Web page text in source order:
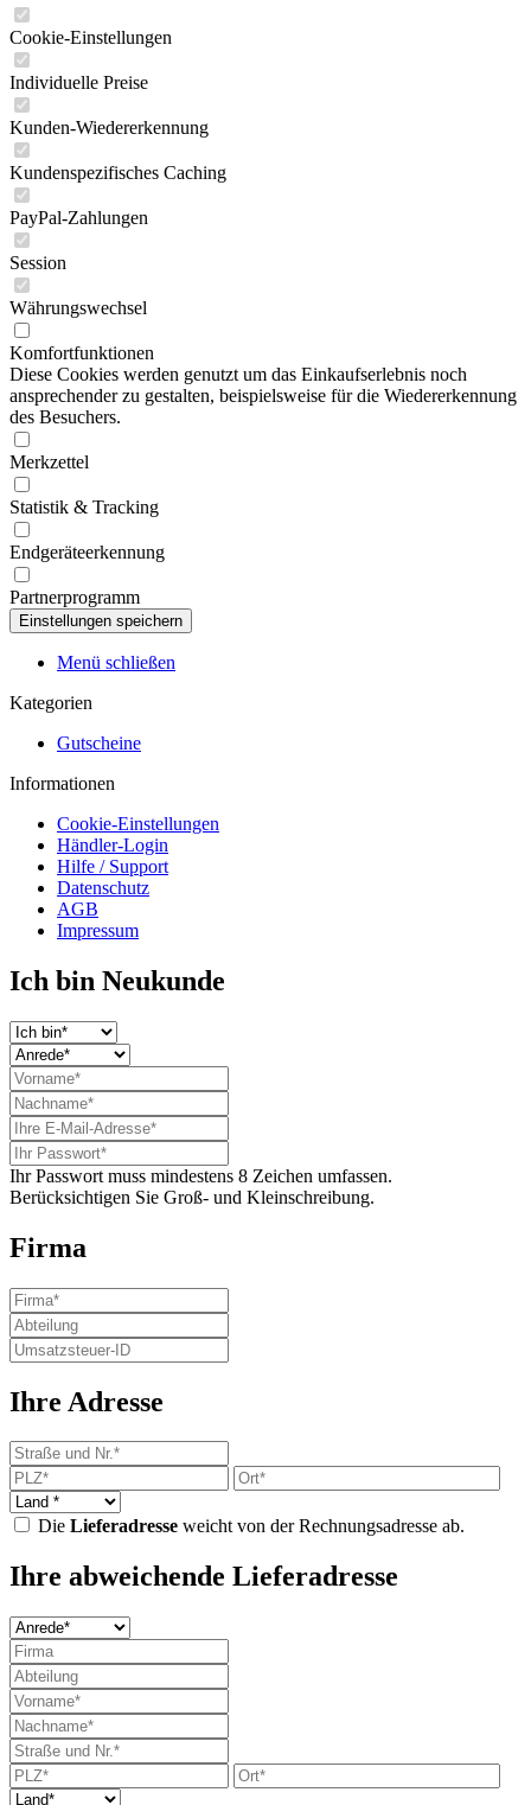
Cookie-Einstellungen
Individuelle Preise
Kunden-Wiedererkennung
Kundenspezifisches Caching
PayPal-Zahlungen
Session
Währungswechsel
Komfortfunktionen
Diese Cookies werden genutzt um das Einkaufserlebnis noch
ansprechender zu gestalten, beispielsweise für die Wiedererkennung
des Besuchers.
Merkzettel
Statistik & Tracking
Endgeräteerkennung
Partnerprogramm
Menü schließen
Kategorien
Gutscheine
Informationen
Cookie-Einstellungen
Händler-Login
Hilfe / Support
Datenschutz
AGB
Impressum
Ich bin Neukunde
Ihr Passwort muss mindestens 8 Zeichen umfassen.
Berücksichtigen Sie Groß- und Kleinschreibung.
Firma
Ihre Adresse
Die Lieferadresse weicht von der Rechnungsadresse ab.
Ihre abweichende Lieferadresse